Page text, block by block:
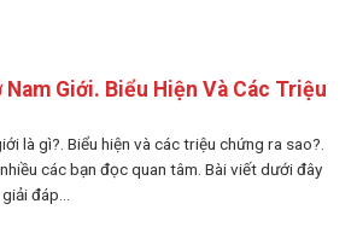
Nam Giới. Biểu Hiện Và Các Triệu
là gì?. Biểu hiện và các triệu chứng ra sao?.
các bạn đọc quan tâm. Bài viết dưới đây
đáp...